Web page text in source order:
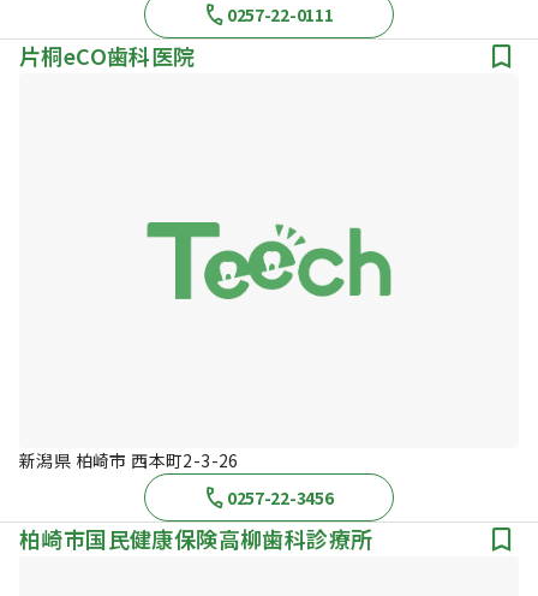
0257-22-0111
片桐eCO歯科医院
新潟県 柏崎市 西本町2-3-26
0257-22-3456
柏崎市国民健康保険高柳歯科診療所